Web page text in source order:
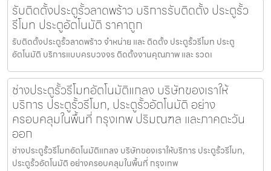
รับติดตั้งประตูรั้วลาดพร้าว บริการรับติดตั้ง ประตูรั้ว
รีโมท ประตูอัตโนมัติ ราคาถูก
รับติดตั้งประตูรั้วลาดพร้าว จำหน่าย และ ติดตั้ง ประตูรั้วรีโมท ประตู
อัตโนมัติ บริการแบบครบวงจร ติดตั้งงานคุณภาพ และ รวดเ
ช่างประตูรั้วรีโมทอัตโนมัติแกลง บริษัทของเราให้
บริการ ประตูรั้วรีโมท, ประตูรั้วอัตโนมัติ อย่าง
ครอบคลุมในพื้นที่ กรุงเทพ ปริมณฑล และภาคตะวัน
ออก
ช่างประตูรั้วรีโมทอัตโนมัติแกลง บริษัทของเราให้บริการ ประตูรั้วรีโมท,
ประตูรั้วอัตโนมัติ อย่างครอบคลุมในพื้นที่ กรุงเทพ